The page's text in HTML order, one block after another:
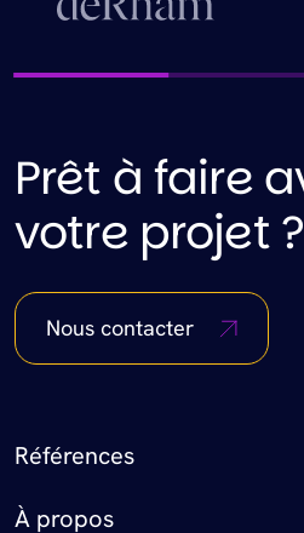
Prêt à faire avancer
votre projet ?
Nous contacter
Références
À propos